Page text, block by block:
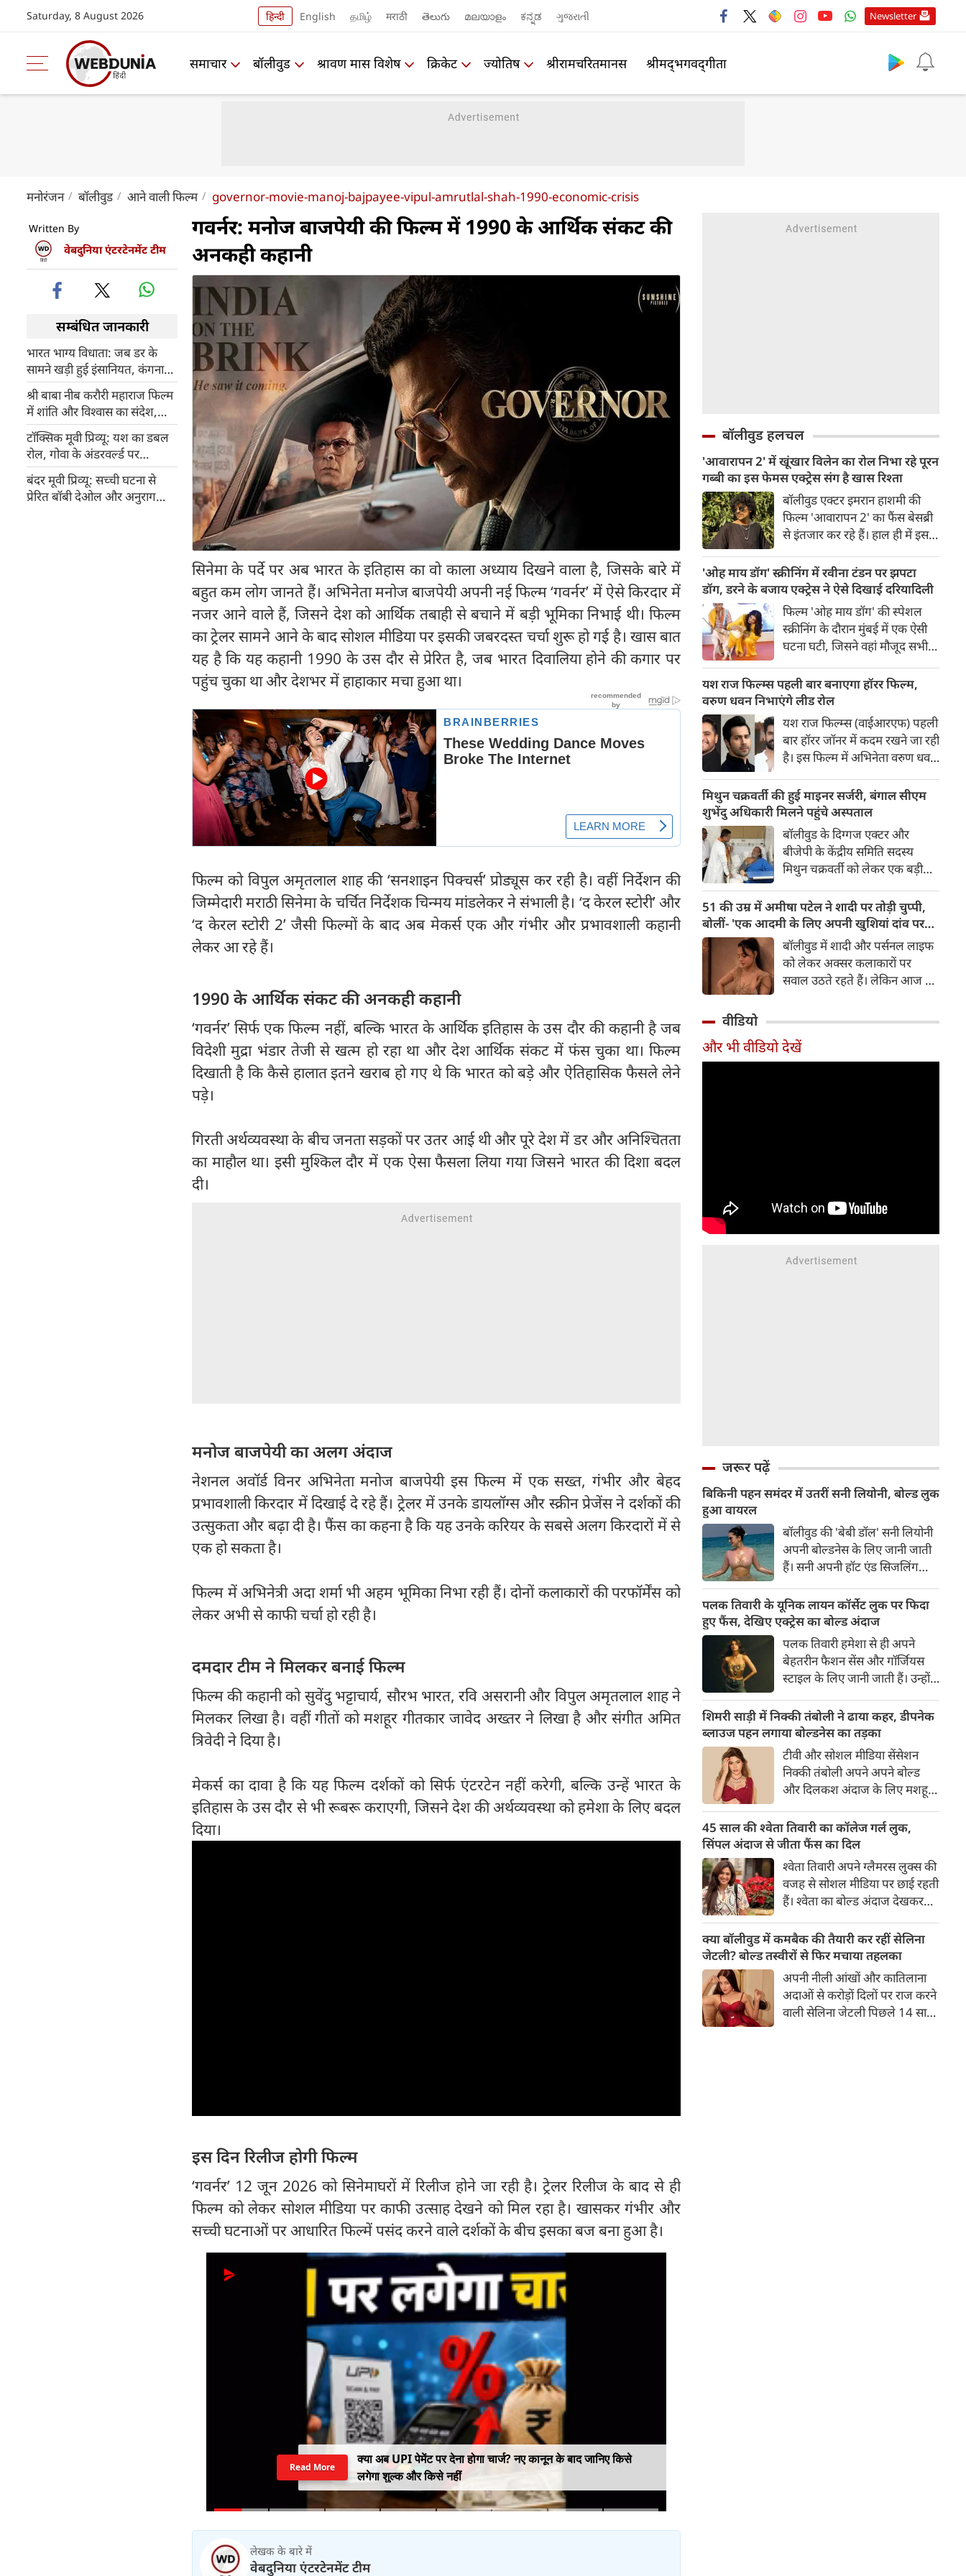
Saturday, 8 August 2026 हिन्दी English தமிழ் मराठी తెలుగు മലയാളം ಕನ್ನಡ ગુજરાતી Newsletter
समाचार बॉलीवुड श्रावण मास विशेष क्रिकेट ज्योतिष श्रीरामचरितमानस श्रीमद्‍भगवद्‍गीता
मनोरंजन बॉलीवुड आने वाली फिल्म governor-movie-manoj-bajpayee-vipul-amrutlal-shah-1990-economic-crisis
Written By
वेबदुनिया एंटरटेनमेंट टीम
सम्बंधित जानकारी
भारत भाग्य विधाता: जब डर के
सामने खड़ी हुई इंसानियत, कंगना
रनौत की यह मूवी सच्ची कहानी पर
आधारित
श्री बाबा नीब करौरी महाराज फिल्म
में शांति और विश्वास का संदेश,
सुबोध भावे ने निभाया बाबा का
पवित्र किरदार
टॉक्सिक मूवी प्रिव्यू: यश का डबल
रोल, गोवा के अंडरवर्ल्ड पर
आधारित फिल्म
बंदर मूवी प्रिव्यू: सच्ची घटना से
प्रेरित बॉबी देओल और अनुराग
गवर्नर: मनोज बाजपेयी की फिल्म में 1990 के आर्थिक संकट की
अनकही कहानी
सिनेमा के पर्दे पर अब भारत के इतिहास का वो काला अध्याय दिखने वाला है, जिसके बारे में
बहुत कम लोग जानते हैं। अभिनेता मनोज बाजपेयी अपनी नई फिल्म ‘गवर्नर’ में ऐसे किरदार में
नजर आने वाले हैं, जिसने देश को आर्थिक तबाही से बचाने में बड़ी भूमिका निभाई थी। फिल्म
का ट्रेलर सामने आने के बाद सोशल मीडिया पर इसकी जबरदस्त चर्चा शुरू हो गई है। खास बात
यह है कि यह कहानी 1990 के उस दौर से प्रेरित है, जब भारत दिवालिया होने की कगार पर
पहुंच चुका था और देशभर में हाहाकार मचा हुआ था।
फिल्म को विपुल अमृतलाल शाह की ‘सनशाइन पिक्चर्स’ प्रोड्यूस कर रही है। वहीं निर्देशन की
जिम्मेदारी मराठी सिनेमा के चर्चित निर्देशक चिन्मय मांडलेकर ने संभाली है। ‘द केरल स्टोरी’ और
‘द केरल स्टोरी 2’ जैसी फिल्मों के बाद अब मेकर्स एक और गंभीर और प्रभावशाली कहानी
लेकर आ रहे हैं।
1990 के आर्थिक संकट की अनकही कहानी
‘गवर्नर’ सिर्फ एक फिल्म नहीं, बल्कि भारत के आर्थिक इतिहास के उस दौर की कहानी है जब
विदेशी मुद्रा भंडार तेजी से खत्म हो रहा था और देश आर्थिक संकट में फंस चुका था। फिल्म
दिखाती है कि कैसे हालात इतने खराब हो गए थे कि भारत को बड़े और ऐतिहासिक फैसले लेने
पड़े।
गिरती अर्थव्यवस्था के बीच जनता सड़कों पर उतर आई थी और पूरे देश में डर और अनिश्चितता
का माहौल था। इसी मुश्किल दौर में एक ऐसा फैसला लिया गया जिसने भारत की दिशा बदल
दी।
मनोज बाजपेयी का अलग अंदाज
नेशनल अवॉर्ड विनर अभिनेता मनोज बाजपेयी इस फिल्म में एक सख्त, गंभीर और बेहद
प्रभावशाली किरदार में दिखाई दे रहे हैं। ट्रेलर में उनके डायलॉग्स और स्क्रीन प्रेजेंस ने दर्शकों की
उत्सुकता और बढ़ा दी है। फैंस का कहना है कि यह उनके करियर के सबसे अलग किरदारों में से
एक हो सकता है।
फिल्म में अभिनेत्री अदा शर्मा भी अहम भूमिका निभा रही हैं। दोनों कलाकारों की परफॉर्मेंस को
लेकर अभी से काफी चर्चा हो रही है।
दमदार टीम ने मिलकर बनाई फिल्म
फिल्म की कहानी को सुवेंदु भट्टाचार्य, सौरभ भारत, रवि असरानी और विपुल अमृतलाल शाह ने
मिलकर लिखा है। वहीं गीतों को मशहूर गीतकार जावेद अख्तर ने लिखा है और संगीत अमित
त्रिवेदी ने दिया है।
मेकर्स का दावा है कि यह फिल्म दर्शकों को सिर्फ एंटरटेन नहीं करेगी, बल्कि उन्हें भारत के
इतिहास के उस दौर से भी रूबरू कराएगी, जिसने देश की अर्थव्यवस्था को हमेशा के लिए बदल
दिया।
इस दिन रिलीज होगी फिल्म
‘गवर्नर’ 12 जून 2026 को सिनेमाघरों में रिलीज होने जा रही है। ट्रेलर रिलीज के बाद से ही
फिल्म को लेकर सोशल मीडिया पर काफी उत्साह देखने को मिल रहा है। खासकर गंभीर और
सच्ची घटनाओं पर आधारित फिल्में पसंद करने वाले दर्शकों के बीच इसका बज बना हुआ है।
क्या अब UPI पेमेंट पर देना होगा चार्ज? नए कानून के बाद जानिए किसे
लगेगा शुल्क और किसे नहीं
Read More
लेखक के बारे में
वेबदुनिया एंटरटेनमेंट टीम
बॉलीवुड हलचल
'आवारापन 2' में खूंखार विलेन का रोल निभा रहे पूरन
गब्बी का इस फेमस एक्ट्रेस संग है खास रिश्ता
बॉलीवुड एक्टर इमरान हाशमी की
फिल्म 'आवारापन 2' का फैंस बेसब्री
से इंतजार कर रहे हैं। हाल ही में इस
दर्शकों का जबरदस्त रिस्पॉन्स मिला।
ट्रेलर में जितना इमरान हाशमी छाए
रहे उतना ही फिल्म के विलेन को भी
स्पेस मिला है।
'ओह माय डॉग' स्क्रीनिंग में रवीना टंडन पर झपटा
डॉग, डरने के बजाय एक्ट्रेस ने ऐसे दिखाई दरियादिली
फिल्म 'ओह माय डॉग' की स्पेशल
स्क्रीनिंग के दौरान मुंबई में एक ऐसी
घटना घटी, जिसने वहां मौजूद सभी
पैपराजी को पोज दे रहीं बॉलीवुड की
अभिनेत्री रवीना टंडन पर फिल्म का
चार पैरों वाला मुख्य कलाकार (डॉग
स्टार) अचानक बेकाबू होकर झपट
पड़ा।
यश राज फिल्म्स पहली बार बनाएगा हॉरर फिल्म,
वरुण धवन निभाएंगे लीड रोल
यश राज फिल्म्स (वाईआरएफ) पहली
बार हॉरर जॉनर में कदम रखने जा रही
है। इस फिल्म में अभिनेता वरुण धवन
निर्देशन और पटकथा की जिम्मेदारी
'रॉकेट बॉयज़' से चर्चित अभय पन्नू
संभालेंगे। फिल्म की शूटिंग इस वर्ष के
अंत में शुरू होने की योजना है और
इसे वर्ष 2027 में दुनियाभर के
सिनेमाघरों में रिलीज़ किया जाएगा।
मिथुन चक्रवर्ती की हुई माइनर सर्जरी, बंगाल सीएम
शुभेंदु अधिकारी मिलने पहुंचे अस्पताल
बॉलीवुड के दिग्गज एक्टर और
बीजेपी के केंद्रीय समिति सदस्य
मिथुन चक्रवर्ती को लेकर एक बड़ी
समस्याओं के चलते उन्हें कोलकाता
के एक निजी अस्पताल में भर्ती
कराया गया है, जहां डॉक्टरों की टीम
ने उनके दाहिने हाथ की एक माइनर
सर्जरी की है।
51 की उम्र में अमीषा पटेल ने शादी पर तोड़ी चुप्पी,
बोलीं- 'एक आदमी के लिए अपनी खुशियां दांव पर
नहीं लगा सकती' बॉलीवुड में शादी और पर्सनल लाइफ
को लेकर अक्सर कलाकारों पर
सवाल उठते रहते हैं। लेकिन आज के
और सुष्मिता सेन जैसी हस्तियों के
बाद अब 'गदर' फेम अभिनेत्री अमीषा
वीडियो
और भी वीडियो देखें
जरूर पढ़ें
बिकिनी पहन समंदर में उतरीं सनी लियोनी, बोल्ड लुक
हुआ वायरल
बॉलीवुड की 'बेबी डॉल' सनी लियोनी
अपनी बोल्डनेस के लिए जानी जाती
हैं। सनी अपनी हॉट एंड सिजलिंग
रहती हैं। फैंस सनी लियोनी की तस्वीरों
का बेसब्री से इंतजार करते हैं। इस बार
सनी लियोनी ने मालदीव वेकेशन से
अपनी कुछ बोल्ड तस्वीरें शेयर की है।
पलक तिवारी के यूनिक लायन कॉर्सेट लुक पर फिदा
हुए फैंस, देखिए एक्ट्रेस का बोल्ड अंदाज
पलक तिवारी हमेशा से ही अपने
बेहतरीन फैशन सेंस और गॉर्जियस
स्टाइल के लिए जानी जाती हैं। उन्होंने
फिर फैंस का दिल जीत लिया है।
पलक ने एक बेहद यूनीक और
स्टाइलिश गोल्डन कॉर्सेट टॉप में
अपनी कुछ तस्वीरें शेयर की है।
शिमरी साड़ी में निक्की तंबोली ने ढाया कहर, डीपनेक
ब्लाउज पहन लगाया बोल्डनेस का तड़का
टीवी और सोशल मीडिया सेंसेशन
निक्की तंबोली अपने अपने बोल्ड
और दिलकश अंदाज के लिए मशहूर
इंटरनेट पर तहलका मचाती रहती हैं।
इस बार निक्की ने मरून कलर की
साड़ी में अपनी कुछ सुपर सिजलिंग
तस्वीरें शेयर की है। खूबसूरत शिमरी
साड़ी में निक्की की अदाएं देखने
लायक है।
45 साल की श्वेता तिवारी का कॉलेज गर्ल लुक,
सिंपल अंदाज से जीता फैंस का दिल
श्वेता तिवारी अपने ग्लैमरस लुक्स की
वजह से सोशल मीडिया पर छाई रहती
हैं। श्वेता का बोल्ड अंदाज देखकर
बच्चों की मां हैं। 45 साल की श्वेता
तिवारी की तस्वीरों पर फैंस जमकर
प्यार लुटाते हैं। इस बार श्वेता तिवारी
ने वेकेशन से अपनी कुछ तस्वीरें शेयर
की है।
क्या बॉलीवुड में कमबैक की तैयारी कर रहीं सेलिना
जेटली? बोल्ड तस्वीरों से फिर मचाया तहलका
अपनी नीली आंखों और कातिलाना
अदाओं से करोड़ों दिलों पर राज करने
वाली सेलिना जेटली पिछले 14 साल